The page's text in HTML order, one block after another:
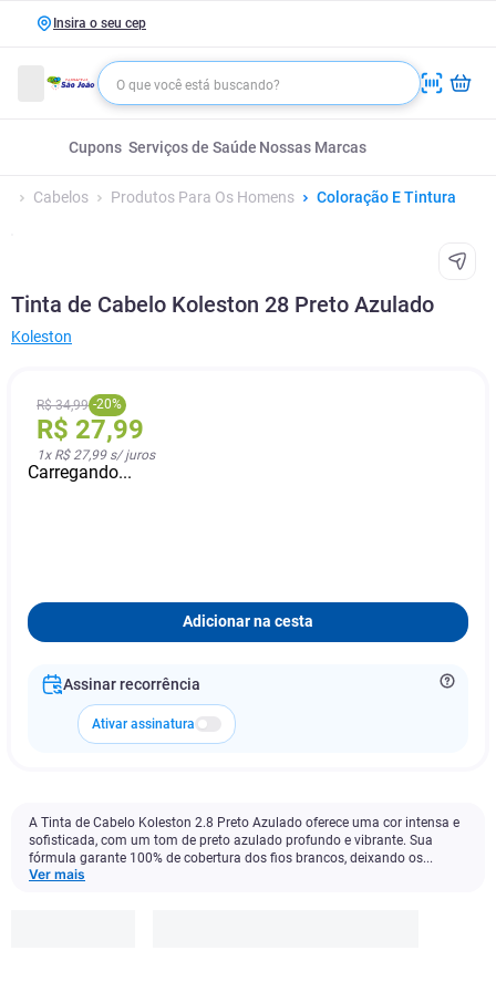
Insira o seu cep
Cupons Serviços de Saúde Nossas Marcas
Cabelos Produtos Para Os Homens Coloração E Tintura
Tinta de Cabelo Koleston 28 Preto Azulado
Koleston
R$ 34,99 -20%
R$ 27,99
1x R$ 27,99s/ juros
Carregando...
Adicionar na cesta
Assinar recorrência
Ativar assinatura
A Tinta de Cabelo Koleston 2.8 Preto Azulado oferece uma cor intensa e
sofisticada, com um tom de preto azulado profundo e vibrante. Sua
fórmula garante 100% de cobertura dos fios brancos, deixando os...
Ver mais